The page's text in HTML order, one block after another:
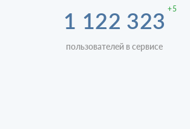
1 122 323 +5
пользователей в сервисе